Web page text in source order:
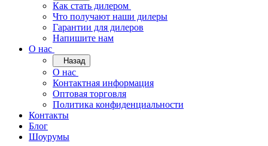
Как стать дилером
Что получают наши дилеры
Гарантии для дилеров
Напишите нам
О нас
Назад
О нас
Контактная информация
Оптовая торговля
Политика конфиденциальности
Контакты
Блог
Шоурумы